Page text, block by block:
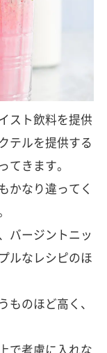
スト飲料を提供
テルを提供する
てきます。
かなり違ってく
バージントニッ
ルなレシピのほ
ものほど高く、